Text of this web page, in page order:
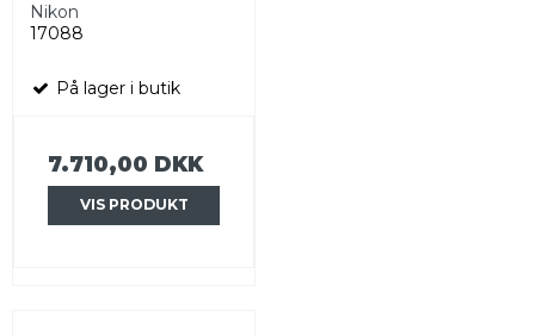
Nikon
17088
På lager i butik
7.710,00 DKK
VIS PRODUKT